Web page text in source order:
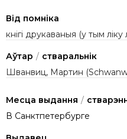
Від помніка
кнігі друкаваныя (у тым ліку
Аўтар / стваральнік
Шванвиц, Мартин
Месца выдання /
В Санктпетербурге